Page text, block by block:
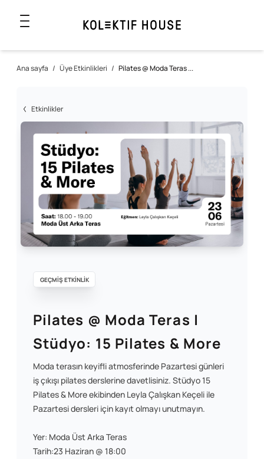
Ana sayfa / Üye Etkinlikleri / Pilates @ Moda Teras ...
Etkinlikler
GEÇMİŞ ETKİNLİK
Pilates @ Moda Teras |
Stüdyo: 15 Pilates & More
Moda terasın keyifli atmosferinde Pazartesi günleri
iş çıkışı pilates derslerine davetlisiniz. Stüdyo 15
Pilates & More ekibinden Leyla Çalışkan Keçeli ile
Pazartesi dersleri için kayıt olmayı unutmayın.
Yer: Moda Üst Arka Teras
Tarih:23 Haziran @ 18:00